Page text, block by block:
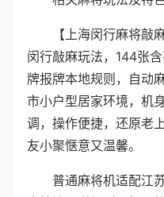
【上海闵行麻将敲
闵行敲麻玩法，144张
牌报牌本地规则，自动
市小户型居家环境，机
调，操作便捷，还原老
友小聚惬意又温馨。
普通麻将机适配江